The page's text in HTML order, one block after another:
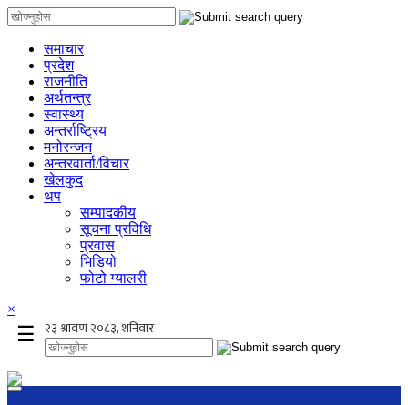
समाचार
प्रदेश
राजनीति
अर्थतन्त्र
स्वास्थ्य
अन्तर्राष्ट्रिय
मनोरन्जन
अन्तरवार्ता/विचार
खेलकुद
थप
सम्पादकीय
सूचना प्रविधि
प्रवास
भिडियो
फोटो ग्यालरी
×
☰